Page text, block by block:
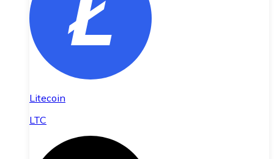
Litecoin
LTC